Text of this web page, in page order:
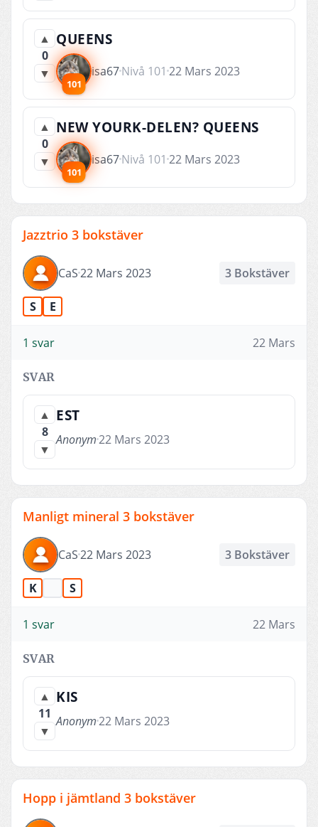
▲
0
▼
QUEENS
101
isa67Nivå 101 22 Mars 2023
▲
0
▼
NEW YOURK-DELEN? QUEENS
101
isa67Nivå 101 22 Mars 2023
Jazztrio 3 bokstäver
CaS22 Mars 2023 3 Bokstäver
S E
1 svar 22 Mars
SVAR
▲
8
▼
EST
Anonym22 Mars 2023
Manligt mineral 3 bokstäver
CaS22 Mars 2023 3 Bokstäver
K S
1 svar 22 Mars
SVAR
▲
11
▼
KIS
Anonym22 Mars 2023
Hopp i jämtland 3 bokstäver